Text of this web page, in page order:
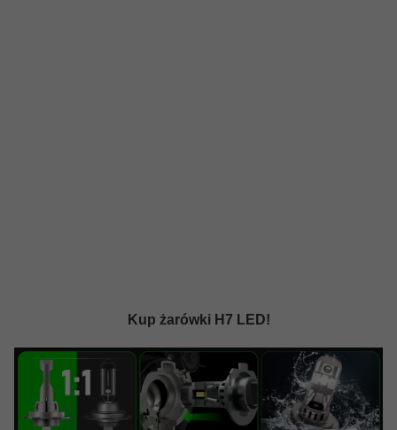
Kup żarówki H7 LED!